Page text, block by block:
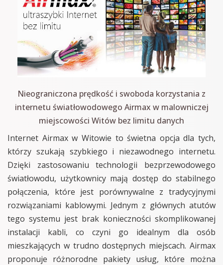
Nieograniczona prędkość i swoboda korzystania z
internetu światłowodowego Airmax w malowniczej
miejscowości Witów bez limitu danych
Internet Airmax w Witowie to świetna opcja dla tych,
którzy szukają szybkiego i niezawodnego internetu.
Dzięki zastosowaniu technologii bezprzewodowego
światłowodu, użytkownicy mają dostęp do stabilnego
połączenia, które jest porównywalne z tradycyjnymi
rozwiązaniami kablowymi. Jednym z głównych atutów
tego systemu jest brak konieczności skomplikowanej
instalacji kabli, co czyni go idealnym dla osób
mieszkających w trudno dostępnych miejscach. Airmax
proponuje różnorodne pakiety usług, które można